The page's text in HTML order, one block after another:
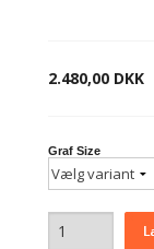
2.480,00 DKK
Graf Size